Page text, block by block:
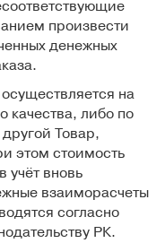
произвести
денежных
на
качества, либо по
Товар,
этом стоимость
учёт вновь
взаиморасчеты
согласно
РК.